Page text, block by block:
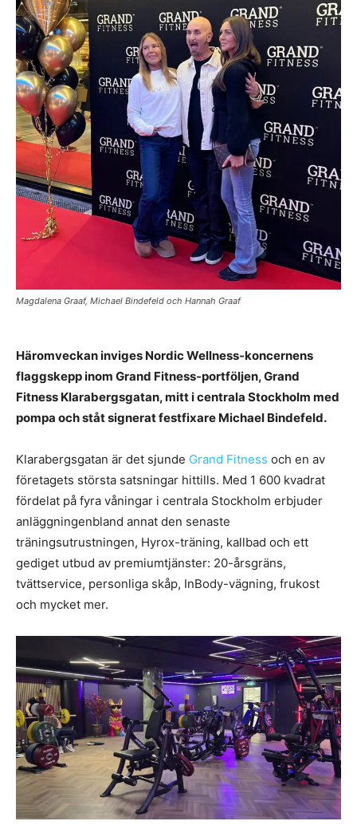
Magdalena Graaf, Michael Bindefeld och Hannah Graaf
Häromveckan inviges Nordic Wellness-koncernens
flaggskepp inom Grand Fitness-portföljen, Grand
Fitness Klarabergsgatan, mitt i centrala Stockholm med
pompa och ståt signerat festfixare Michael Bindefeld.
Klarabergsgatan är det sjunde Grand Fitness och en av
företagets största satsningar hittills. Med 1 600 kvadrat
fördelat på fyra våningar i centrala Stockholm erbjuder
anläggningenbland annat den senaste
träningsutrustningen, Hyrox-träning, kallbad och ett
gediget utbud av premiumtjänster: 20-årsgräns,
tvättservice, personliga skåp, InBody-vägning, frukost
och mycket mer.